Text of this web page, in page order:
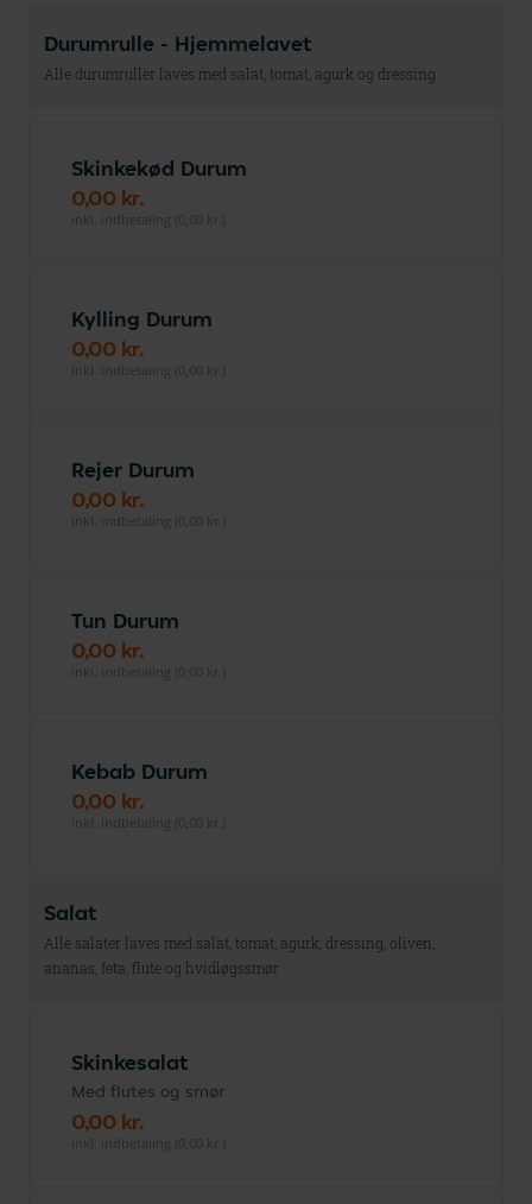
Durumrulle - Hjemmelavet
Alle durumruller laves med salat, tomat, agurk og dressing
Skinkekød Durum
0,00 kr.
inkl. indbetaling (0,00 kr.)
Kylling Durum
0,00 kr.
inkl. indbetaling (0,00 kr.)
Rejer Durum
0,00 kr.
inkl. indbetaling (0,00 kr.)
Tun Durum
0,00 kr.
inkl. indbetaling (0,00 kr.)
Kebab Durum
0,00 kr.
inkl. indbetaling (0,00 kr.)
Salat
Alle salater laves med salat, tomat, agurk, dressing, oliven,
ananas, feta, flute og hvidløgssmør
Skinkesalat
Med flutes og smør
0,00 kr.
inkl. indbetaling (0,00 kr.)